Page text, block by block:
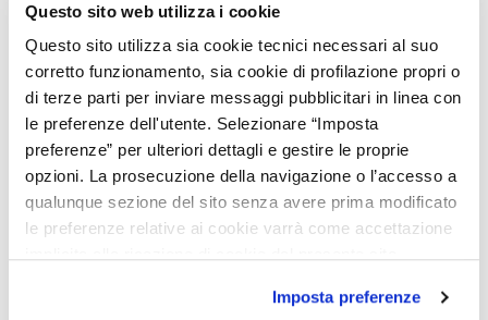
Questo sito web utilizza i cookie
Questo sito utilizza sia cookie tecnici necessari al suo
corretto funzionamento, sia cookie di profilazione propri o
di terze parti per inviare messaggi pubblicitari in linea con
le preferenze dell'utente. Selezionare “Imposta
preferenze” per ulteriori dettagli e gestire le proprie
opzioni. La prosecuzione della navigazione o l’accesso a
qualunque sezione del sito senza avere prima modificato
le preferenze relative ai cookie varrà come accettazione
Imposta preferenze
ibrida EQ
Station Wagon
129 CV)
C 300 de
4MATIC con
tecnologia
ibrida EQ
Station Wagon
1.993 cm³ Automatico
145 kW +
(197 CV +
Mercedes Classe C SW IBRIDO-BENZINA
Automatico
150 kW +